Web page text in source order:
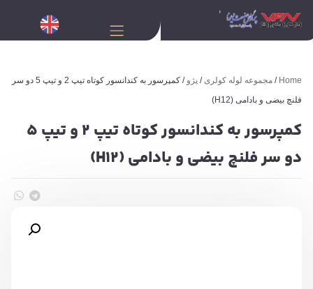
Home
/ مجموعه لوله کولری/ پژو
/ کمپرسور به کندانسور کوتاه تیپ 2 و تیپ 5 دو سر
فلنچ بیضی و بادامی (H12)
کمپرسور به کندانسور کوتاه تیپ 2 و تیپ 5
دو سر فلنچ بیضی و بادامی (H12)